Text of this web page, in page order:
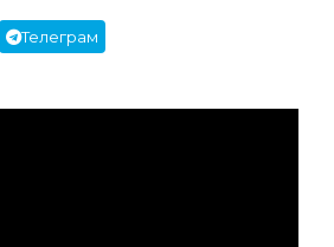
Телеграм